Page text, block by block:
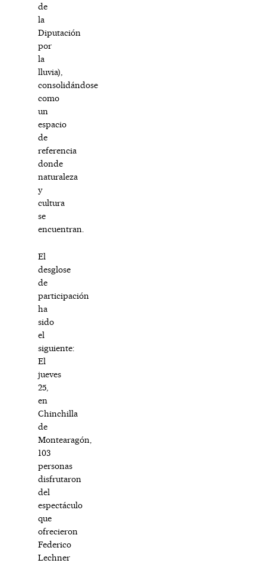
de
la
Diputación
por
la
lluvia),
consolidándose
como
un
espacio
de
referencia
donde
naturaleza
y
cultura
se
encuentran.
El
desglose
de
participación
ha
sido
el
siguiente:
El
jueves
25,
en
Chinchilla
de
Montearagón,
103
personas
disfrutaron
del
espectáculo
que
ofrecieron
Federico
Lechner